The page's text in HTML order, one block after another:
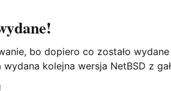
bo dopiero co zostało wydane
wydana kolejna wersja NetBSD z